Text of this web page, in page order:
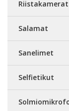
Riistakamerat
Salamat
Sanelimet
Selfietikut